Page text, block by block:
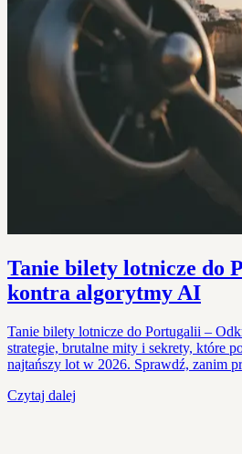
Tanie bilety lotnicze do
kontra algorytmy AI
Tanie bilety lotnicze do Portugalii –
strategie, brutalne mity i sekrety, które
najtańszy lot w 2026. Sprawdź, zanim
Czytaj dalej